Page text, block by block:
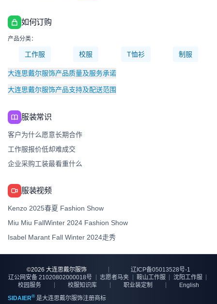
如何订购
产品分类：
工作服 校服 T恤衫 制服
大连思戴尔服饰产品质量及服务承诺
大连思戴尔服饰产品支持及配送范围
服装常识
客户为什么愿意长期合作
工作服报价低却难成交
企业采购工装最看重什么
服装视频
Kenzo 2025春夏 Fashion Show
Miu Miu FallWinter 2024 Fashion Show
Isabel Marant Fall Winter 2024走秀
©2026 大连思戴尔服饰
辽ICP备05013528号-1
辽公网安备 21020802000018号
志愿者马夹 鞍山工作服
沈阳工作服
校园服务
校服知识库 职业装定制
English
SIDAIER®是大连思戴尔服饰注册商标